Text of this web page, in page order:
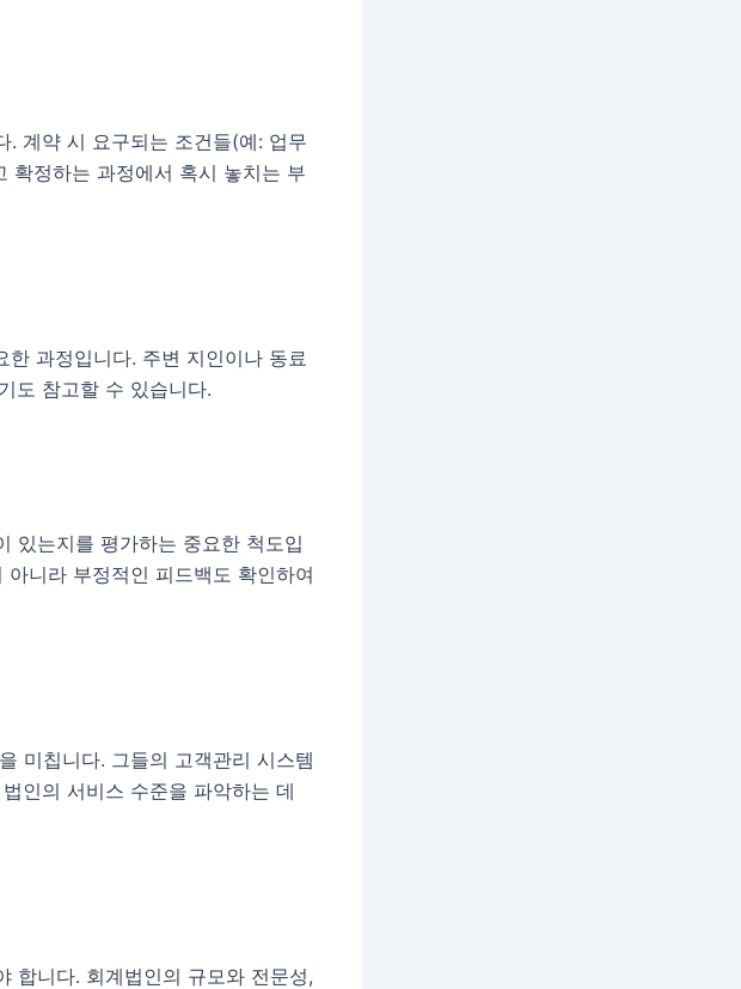
. 계약 시 요구되는 조건들(예: 업무
확정하는 과정에서 혹시 놓치는 부
과정입니다. 주변 지인이나 동료
도 참고할 수 있습니다.
있는지를 평가하는 중요한 척도입
니라 부정적인 피드백도 확인하여
미칩니다. 그들의 고객관리 시스템
인의 서비스 수준을 파악하는 데
합니다. 회계법인의 규모와 전문성,